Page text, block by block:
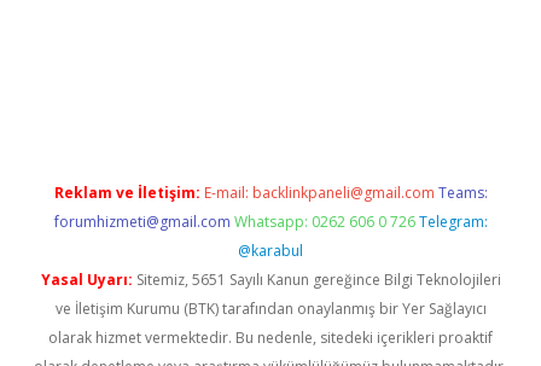
Reklam ve İletişim: E-mail: backlinkpaneli@gmail.com Teams:
forumhizmeti@gmail.com Whatsapp: 0262 606 0 726 Telegram:
@karabul
Yasal Uyarı: Sitemiz, 5651 Sayılı Kanun gereğince Bilgi Teknolojileri
ve İletişim Kurumu (BTK) tarafından onaylanmış bir Yer Sağlayıcı
olarak hizmet vermektedir. Bu nedenle, sitedeki içerikleri proaktif